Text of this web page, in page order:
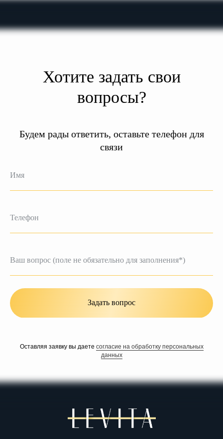
Хотите задать свои
вопросы?
Будем рады ответить, оставьте телефон для
связи
Задать вопрос
Оставляя заявку вы даете согласие на обработку персональных
данных